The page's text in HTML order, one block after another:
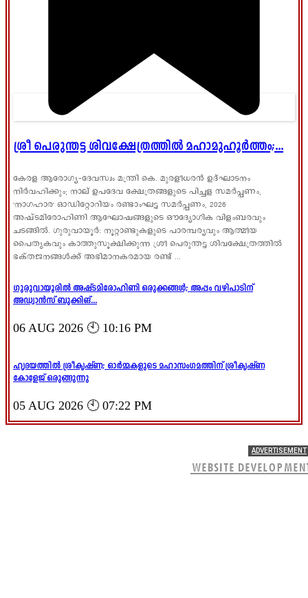
ശ്രീ പെരുന്തട്ട ശിവക്ഷേത്രത്തിൽ മഹാമുഹൂർത്തം;...
കേരള ആരോഗ്യ-ദേവസ്വം മന്ത്രി കെ. മുരളീധരൻ ഉദ്ഘാടനം
നിർവഹിക്കും; നാല് ഉപദേവ ക്ഷേത്രങ്ങളുടെ പിച്ചള സമർപ്പണം,
'നാഗഹാര' ഓഡിറ്റോറിയം രണ്ടാംഘട്ട സമർപ്പണം, 2026
അഷ്ടമിരോഹിണി ആഘോഷങ്ങളുടെ ഔദ്യോഗിക വിളംബരവും
ചടങ്ങിൽ. ഗുരുവായൂർ: നൂറ്റാണ്ടുകളുടെ പാരമ്പര്യവും ആത്മീയ
പൈതൃകവും കാത്തുസൂക്ഷിക്കുന്ന ശ്രീ പെരുന്തട്ട ശിവക്ഷേത്രത്തിൽ
ഭക്തജനങ്ങൾക്ക് അഭിമാനകരമായ രണ്ട് ...
ഗുരുവായൂരിൽ അഷ്ടമിരോഹിണി ഒരുക്കങ്ങൾ; അപ്പം വഴിപാടിന്
അഡ്വാൻസ് ബുക്കിങ്...
06 AUG 2026 🕙 10:16 PM
ഹൃദയത്തിൽ ശ്രീകൃഷ്ണ; ഓർമ്മകളുടെ മഹാസംഗമത്തിന് ശ്രീകൃഷ്ണ
കോളേജ് ഒരുങ്ങുന്നു
05 AUG 2026 🕙 07:22 PM
ADVERTISEMENT
WEBSITE